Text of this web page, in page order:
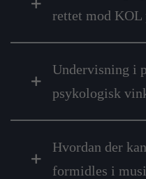
rettet mod KOL
Undervisning i
psykologisk
Hvordan der
formidles i